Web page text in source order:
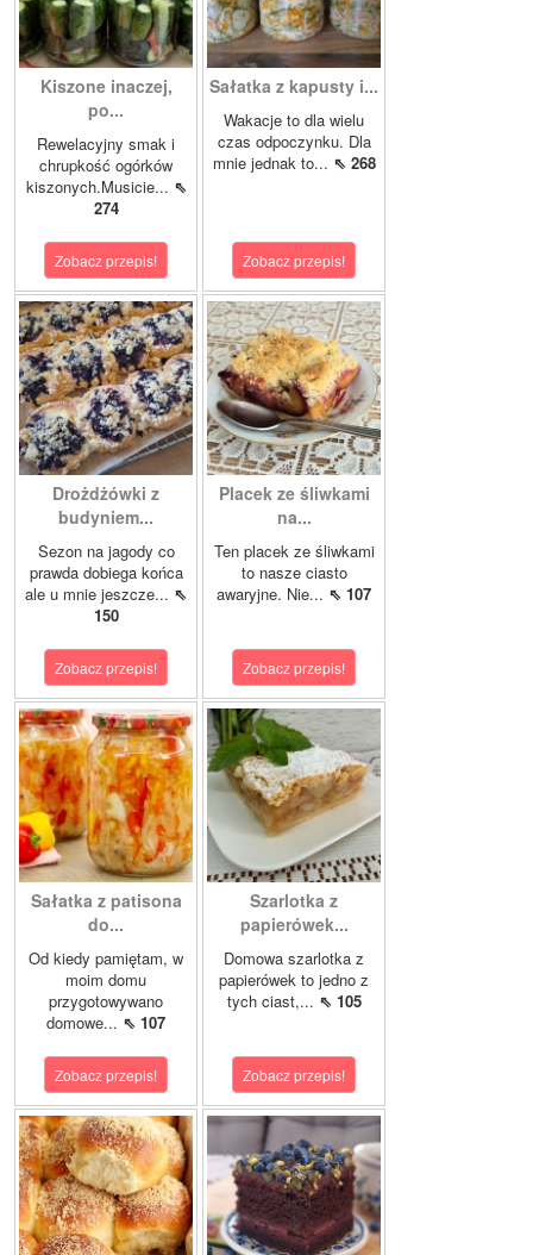
Kiszone inaczej,
po...
Rewelacyjny smak i
chrupkość ogórków
kiszonych.Musicie... ⇖
274
Zobacz przepis!
Sałatka z kapusty i...
Wakacje to dla wielu
czas odpoczynku. Dla
mnie jednak to... ⇖ 268
Zobacz przepis!
Drożdżówki z
budyniem...
Sezon na jagody co
prawda dobiega końca
ale u mnie jeszcze... ⇖
150
Zobacz przepis!
Placek ze śliwkami
na...
Ten placek ze śliwkami
to nasze ciasto
awaryjne. Nie... ⇖ 107
Zobacz przepis!
Sałatka z patisona
do...
Od kiedy pamiętam, w
moim domu
przygotowywano
domowe... ⇖ 107
Zobacz przepis!
Szarlotka z
papierówek...
Domowa szarlotka z
papierówek to jedno z
tych ciast,... ⇖ 105
Zobacz przepis!